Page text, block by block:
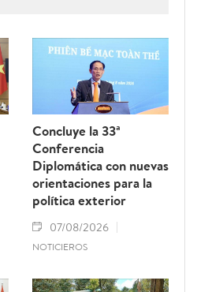
Concluye la 33ª
Conferencia
Diplomática con nuevas
orientaciones para la
política exterior
07/08/2026
NOTICIEROS